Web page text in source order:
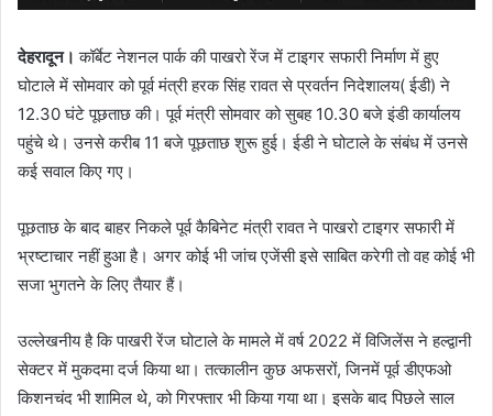
देहरादून। कॉर्बेट नेशनल पार्क की पाखरो रेंज में टाइगर सफारी निर्माण में हुए
घोटाले में सोमवार को पूर्व मंत्री हरक सिंह रावत से प्रवर्तन निदेशालय( ईडी) ने
12.30 घंटे पूछताछ की। पूर्व मंत्री सोमवार को सुबह 10.30 बजे इंडी कार्यालय
पहुंचे थे। उनसे करीब 11 बजे पूछताछ शुरू हुई। ईडी ने घोटाले के संबंध में उनसे
कई सवाल किए गए।
पूछताछ के बाद बाहर निकले पूर्व कैबिनेट मंत्री रावत ने पाखरो टाइगर सफारी में
भ्रष्टाचार नहीं हुआ है। अगर कोई भी जांच एजेंसी इसे साबित करेगी तो वह कोई भी
सजा भुगतने के लिए तैयार हैं।
उल्लेखनीय है कि पाखरी रेंज घोटाले के मामले में वर्ष 2022 में विजिलेंस ने हल्द्वानी
सेक्टर में मुकदमा दर्ज किया था। तत्कालीन कुछ अफसरों, जिनमें पूर्व डीएफओ
किशनचंद भी शामिल थे, को गिरफ्तार भी किया गया था। इसके बाद पिछले साल